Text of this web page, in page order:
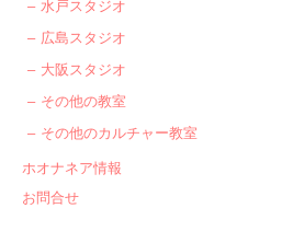
水戸スタジオ
広島スタジオ
大阪スタジオ
その他の教室
その他のカルチャー教室
ホオナネア情報
お問合せ